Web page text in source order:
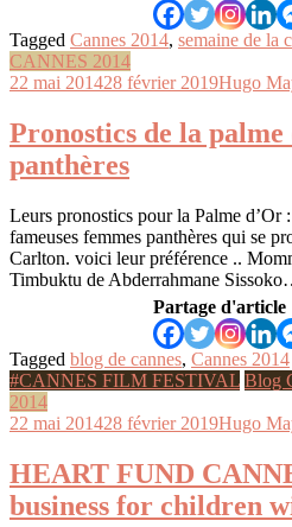
Tagged Cannes 2014, semaine de la
CANNES 2014
22 mai 201428 février 2019Hugo
Pronostics de la palme
panthères
Leurs pronostics pour la Palme d’Or
fameuses femmes panthères qui se
Carlton. voici leur préférence ..
Timbuktu de Abderrahmane
Partage d'article
Tagged blog de cannes, Cannes 2014
#CANNES FILM FESTIVAL Blog
2014
22 mai 201428 février 2019Hugo
HEART FUND
business for children